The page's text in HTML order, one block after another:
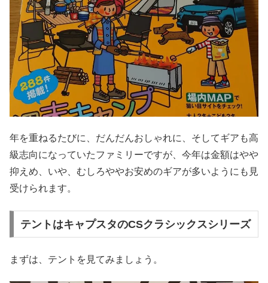
年を重ねるたびに、だんだんおしゃれに、そしてギアも高
級志向になっていたファミリーですが、今年は金額はやや
抑えめ、いや、むしろややお安めのギアが多いようにも見
受けられます。
テントはキャプスタのCSクラシックスシリーズ
まずは、テントを見てみましょう。